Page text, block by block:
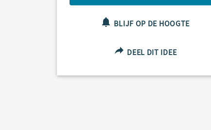
BLIJF OP DE HOOGTE
DEEL DIT IDEE